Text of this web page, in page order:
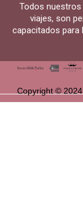
Todos
viajes, son
capacitados para
Copyright ©